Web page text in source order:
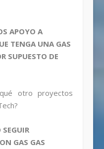
APOYO A
TENGA UNA GAS
SUPUESTO DE
otro proyectos
GAS GAS